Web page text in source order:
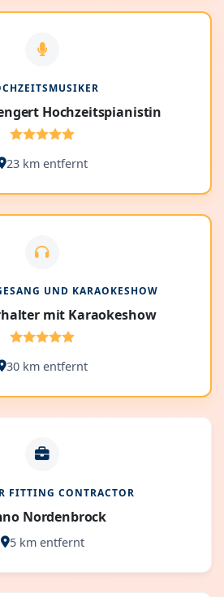
Hochzeitspianistin
23 km entfernt
UND KARAOKESHOW
mit Karaokeshow
30 km entfernt
FITTING CONTRACTOR
Nordenbrock
5 km entfernt